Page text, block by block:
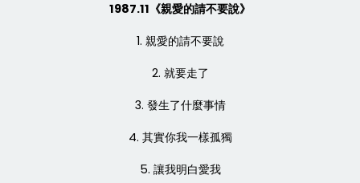
1987.11《親愛的請不要說》
1. 親愛的請不要說
2. 就要走了
3. 發生了什麼事情
4. 其實你我一樣孤獨
5. 讓我明白愛我